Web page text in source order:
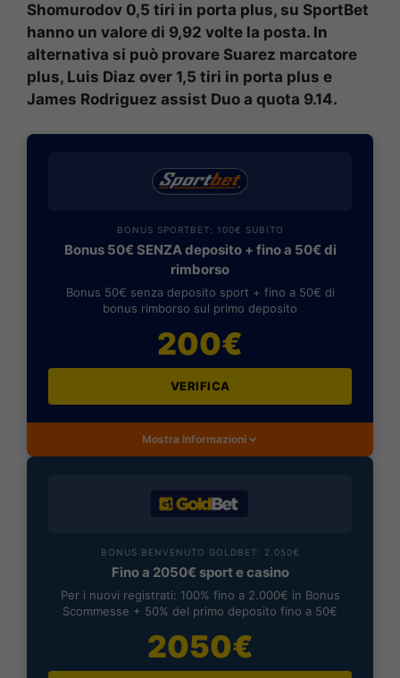
Shomurodov 0,5 tiri in porta plus, su SportBet
hanno un valore di 9,92 volte la posta. In
alternativa si può provare Suarez marcatore
plus, Luis Diaz over 1,5 tiri in porta plus e
James Rodriguez assist Duo a quota 9.14.
BONUS SPORTBET: 100€ SUBITO
Bonus 50€ SENZA deposito + fino a 50€ di
rimborso
Bonus 50€ senza deposito sport + fino a 50€ di
bonus rimborso sul primo deposito
200€
VERIFICA
Mostra Informazioni
BONUS BENVENUTO GOLDBET: 2.050€
Fino a 2050€ sport e casino
Per i nuovi registrati: 100% fino a 2.000€ in Bonus
Scommesse + 50% del primo deposito fino a 50€
2050€